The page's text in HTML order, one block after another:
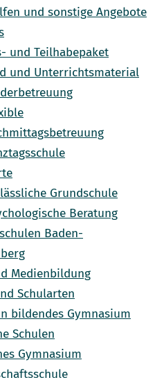
und sonstige Angebote
und Teilhabepaket
und Unterrichtsmaterial
Grundschule
Beratung
Baden-
Medienbildung
Schularten
bildendes Gymnasium
Schulen
Gymnasium